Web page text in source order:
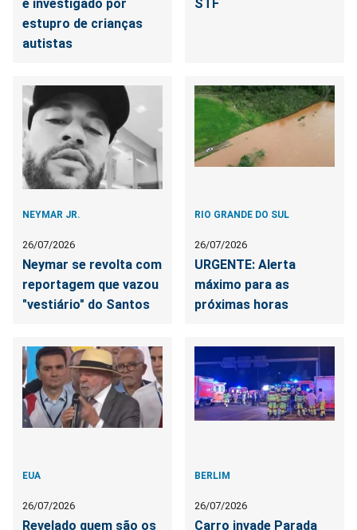
é investigado por
estupro de crianças
autistas
STF
NEYMAR JR.
26/07/2026
Neymar se revolta com
reportagem que vazou
"vestiário" do Santos
RIO GRANDE DO SUL
26/07/2026
URGENTE: Alerta
máximo para as
próximas horas
EUA
26/07/2026
Revelado quem são os
BERLIM
26/07/2026
Carro invade Parada